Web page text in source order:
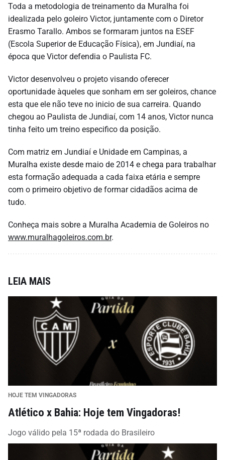
Toda a metodologia de treinamento da Muralha foi
idealizada pelo goleiro Victor, juntamente com o Diretor
Erasmo Tarallo. Ambos se formaram juntos na ESEF
(Escola Superior de Educação Física), em Jundiaí, na
época que Victor defendia o Paulista FC.
Victor desenvolveu o projeto visando oferecer
oportunidade àqueles que sonham em ser goleiros, chance
esta que ele não teve no inicio de sua carreira. Quando
chegou ao Paulista de Jundiaí, com 14 anos, Victor nunca
tinha feito um treino especifico da posição.
Com matriz em Jundiaí e Unidade em Campinas, a
Muralha existe desde maio de 2014 e chega para trabalhar
esta formação adequada a cada faixa etária e sempre
com o primeiro objetivo de formar cidadãos acima de
tudo.
Conheça mais sobre a Muralha Academia de Goleiros no
www.muralhagoleiros.com.br.
LEIA MAIS
HOJE TEM VINGADORAS
Atlético x Bahia: Hoje tem Vingadoras!
Jogo válido pela 15ª rodada do Brasileiro